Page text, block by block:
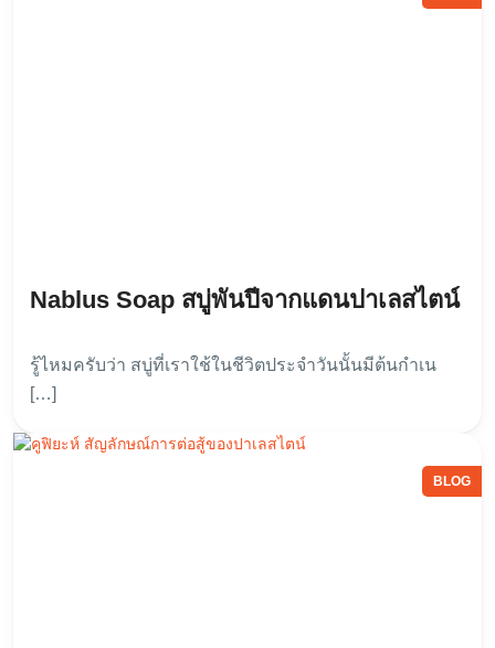
Nablus Soap สบู่พันปีจากแดนปาเลสไตน์
รู้ไหมครับว่า สบู่ที่เราใช้ในชีวิตประจำวันนั้นมีต้นกำเน
[…]
BLOG